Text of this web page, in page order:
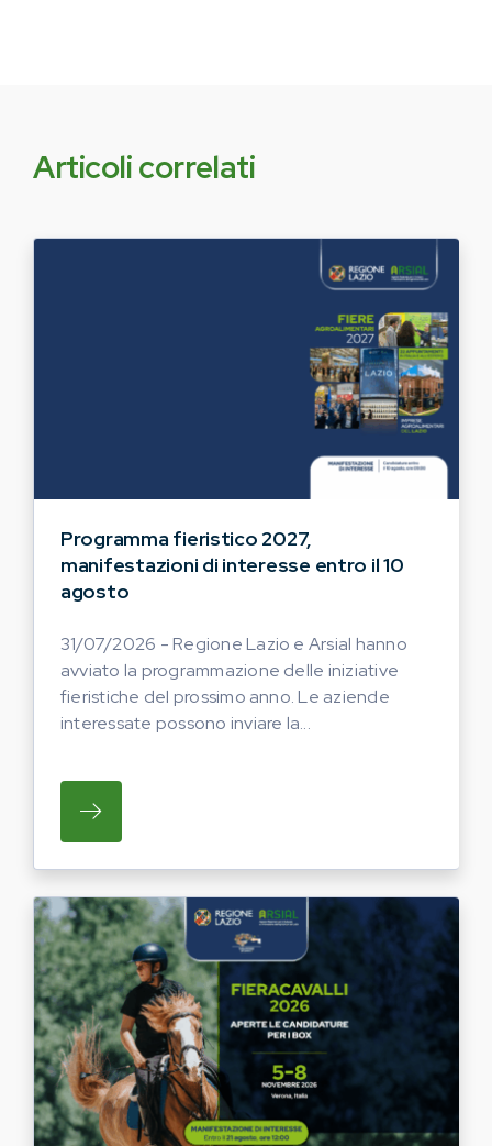
Articoli correlati
Programma fieristico 2027,
manifestazioni di interesse entro il 10
agosto
31/07/2026 - Regione Lazio e Arsial hanno
avviato la programmazione delle iniziative
fieristiche del prossimo anno. Le aziende
interessate possono inviare la...
SU REGIONE LAZIO E ARSIAL HANNO